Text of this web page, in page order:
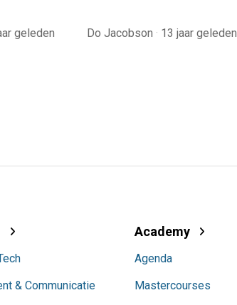
geleden Do Jacobson · 13 jaar geleden
& Communicatie
Academy
Agenda
Mastercourses